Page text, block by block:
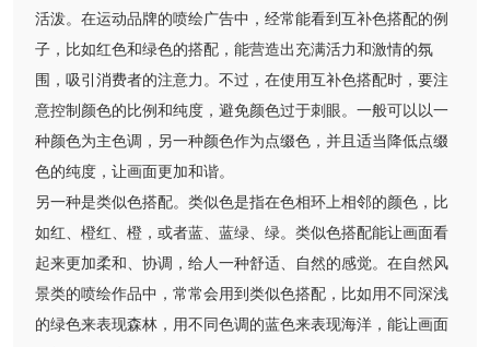
活泼。在运动品牌的喷绘广告中，经常能看到互补色搭配的例
子，比如红色和绿色的搭配，能营造出充满活力和激情的氛
围，吸引消费者的注意力。不过，在使用互补色搭配时，要注
意控制颜色的比例和纯度，避免颜色过于刺眼。一般可以以一
种颜色为主色调，另一种颜色作为点缀色，并且适当降低点缀
色的纯度，让画面更加和谐。
另一种是类似色搭配。类似色是指在色相环上相邻的颜色，比
如红、橙红、橙，或者蓝、蓝绿、绿。类似色搭配能让画面看
起来更加柔和、协调，给人一种舒适、自然的感觉。在自然风
景类的喷绘作品中，常常会用到类似色搭配，比如用不同深浅
的绿色来表现森林，用不同色调的蓝色来表现海洋，能让画面